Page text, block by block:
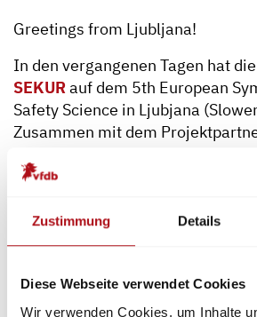
Zustimmung Details
Diese Webseite verwendet Cookies
Wir verwenden Cookies, um Inhalte
Greetings from Ljubljana!
In den vergangenen Tagen hat
SEKURauf dem 5th European
Safety Science in Ljubjana
Zusammen mit dem
über unsere Arbeit und
Mehr Informationen zum Projekt